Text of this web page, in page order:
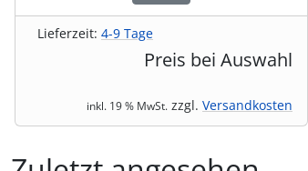
Lieferzeit: 4-9 Tage
Preis bei Auswahl
inkl. 19 % MwSt. zzgl. Versandkosten